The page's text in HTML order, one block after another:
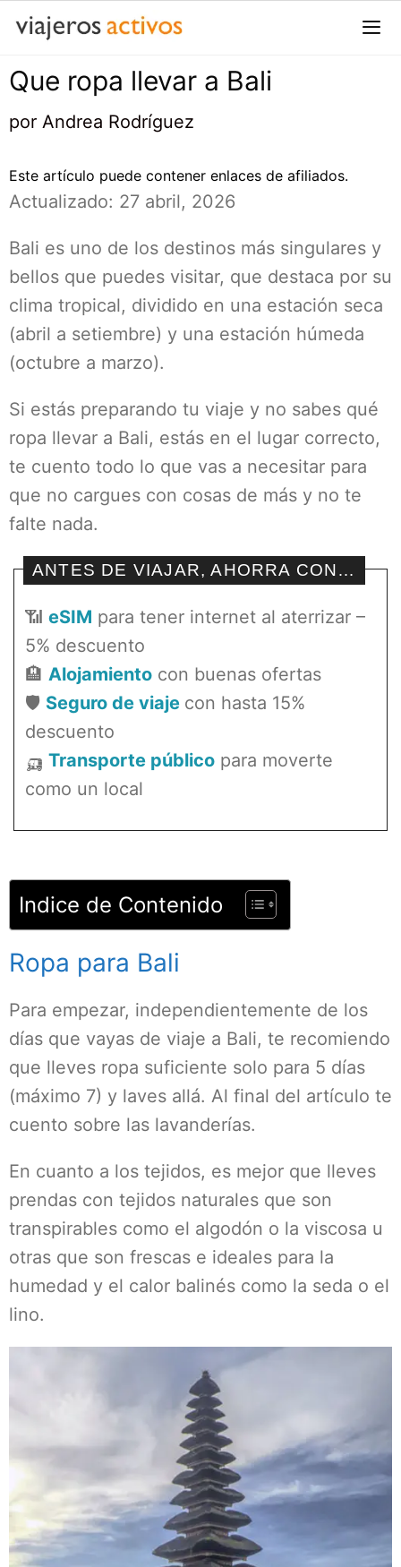
Saltar
contenido
Que ropa llevar a Bali
por Andrea Rodríguez
Este artículo puede contener enlaces de afiliados.
Actualizado: 27 abril, 2026
Bali es uno de los destinos más singulares y
bellos que puedes visitar, que destaca por su
clima tropical, dividido en una estación seca
(abril a setiembre) y una estación húmeda
(octubre a marzo).
Si estás preparando tu viaje y no sabes qué
ropa llevar a Bali, estás en el lugar correcto,
te cuento todo lo que vas a necesitar para
que no cargues con cosas de más y no te
falte nada.
ANTES DE VIAJAR, AHORRA CON…
📶 eSIM para tener internet al aterrizar –
5% descuento
🏨 Alojamiento con buenas ofertas
🛡️ Seguro de viaje con hasta 15%
descuento
🛺 Transporte público para moverte
como un local
Indice de Contenido
Ropa para Bali
Para empezar, independientemente de los
días que vayas de viaje a Bali, te recomiendo
que lleves ropa suficiente solo para 5 días
(máximo 7) y laves allá. Al final del artículo te
cuento sobre las lavanderías.
En cuanto a los tejidos, es mejor que lleves
prendas con tejidos naturales que son
transpirables como el algodón o la viscosa u
otras que son frescas e ideales para la
humedad y el calor balinés como la seda o el
lino.